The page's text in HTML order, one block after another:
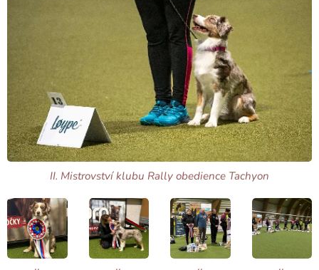
II. Mistrovství klubu Rally obedience Tachyon